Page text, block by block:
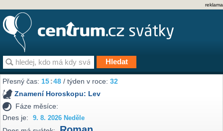
reklama
Přesný čas:15:48 / týden v roce:32
Znamení Horoskopu: Lev
Fáze měsíce:
Dnes je:
9. 8. 2026 Neděle